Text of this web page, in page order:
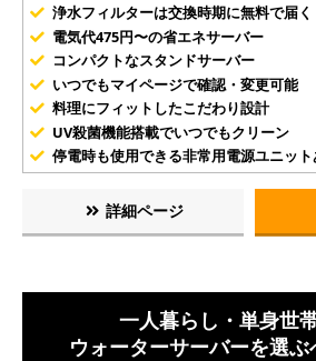
浄水フィルターは交換時期に無料で届く
電気代475円〜の省エネサーバー
コンパクトなスタンドサーバー
いつでもマイページで確認・変更可能
料理にフィットしたこだわり設計
UV殺菌機能搭載でいつでもクリーン
停電時も使用できる非常用電源ユニット
詳細ページ
一人暮らし・単身世
ウォーターサーバーを選ぶ